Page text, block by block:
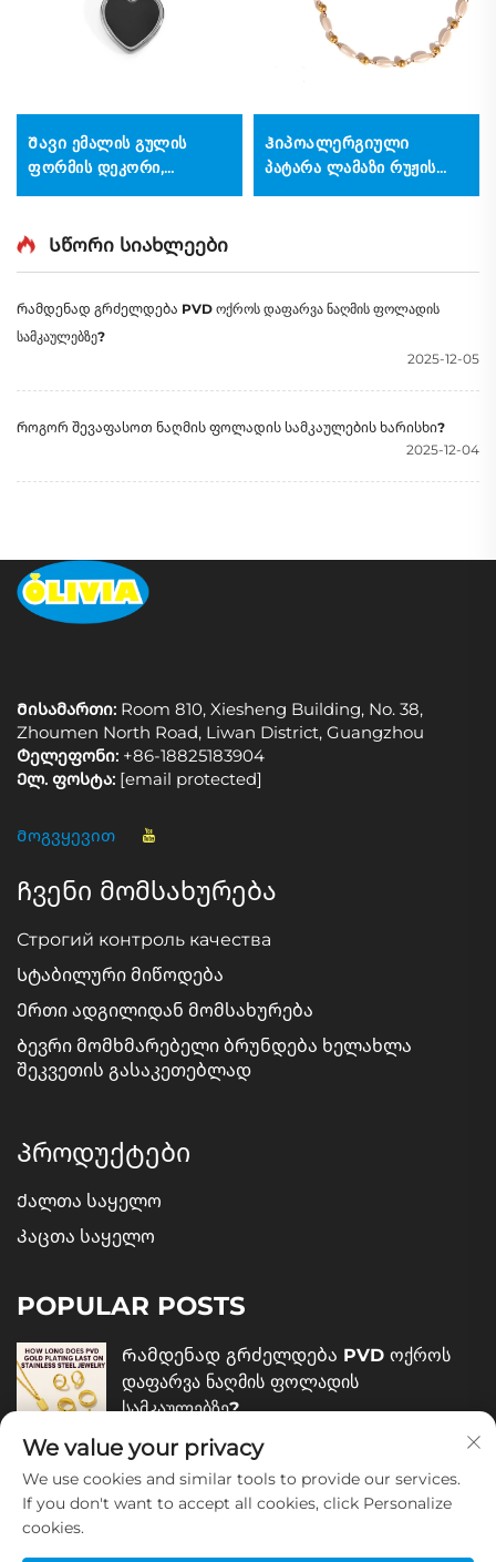
Შავი ემალის გულის
ფორმის დეკორი,
გალვანიზებული
ქალთა ჯვარი,
Ჰიპოალერგიული
პატარა ლამაზი რუჟის
ფერის მანძილი ბარბადის
Სწორი სიახლეები
Რამდენად გრძელდება PVD ოქროს დაფარვა ნაღმის ფოლადის
სამკაულებზე?
2025-12-05
Როგორ შევაფასოთ ნაღმის ფოლადის სამკაულების ხარისხი?
2025-12-04
Მისამართი: Room 810, Xiesheng Building, No. 38,
Zhoumen North Road, Liwan District, Guangzhou
Ტელეფონი: +86-18825183904
Ელ. ფოსტა: [email protected]
Მოგვყევით
Ჩვენი მომსახურება
Строгий контроль качества
Სტაბილური მიწოდება
Ერთი ადგილიდან მომსახურება
Ბევრი მომხმარებელი ბრუნდება ხელახლა
შეკვეთის გასაკეთებლად
Პროდუქტები
Ქალთა საყელო
Კაცთა საყელო
POPULAR POSTS
Რამდენად გრძელდება PVD ოქროს
დაფარვა ნაღმის ფოლადის
სამკაულებზე?
December 05, 2025
Როგორ შევაფასოთ ნაღმის ფოლადის
We value your privacy
We use cookies and similar tools to provide our services.
If you don't want to accept all cookies, click Personalize
cookies.